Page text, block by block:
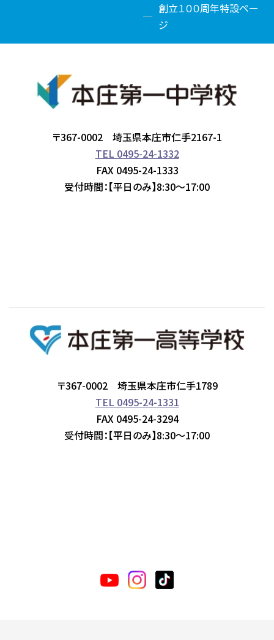
創立１００周年特設ペー
ジ
〒367-0002 埼玉県本庄市仁手2167-1
TEL 0495-24-1332
FAX 0495-24-1333
受付時間：【平日のみ】8:30～17:00
〒367-0002 埼玉県本庄市仁手1789
TEL 0495-24-1331
FAX 0495-24-3294
受付時間：【平日のみ】8:30～17:00